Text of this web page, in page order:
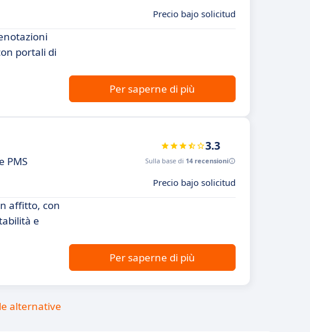
Precio bajo solicitud
portali di
Per saperne di più
PMS
3.3
Sulla base di 14 recensioni
Precio bajo solicitud
affitto, con
e
Per saperne di più
alternative